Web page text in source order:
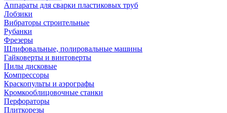
Аппараты для сварки пластиковых труб
Лобзики
Вибраторы строительные
Рубанки
Фрезеры
Шлифовальные, полировальные машины
Гайковерты и винтоверты
Пилы дисковые
Компрессоры
Краскопульты и аэрографы
Кромкооблицовочные станки
Перфораторы
Плиткорезы